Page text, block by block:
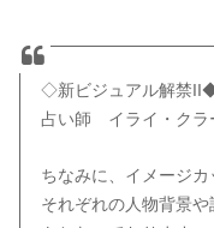
◇新ビジュアル解禁
占い師 イライ・クラ
ちなみに、イメージ
それぞれの人物背景